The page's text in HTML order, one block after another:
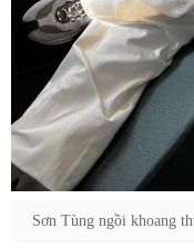
Sơn Tùng ngồi khoang